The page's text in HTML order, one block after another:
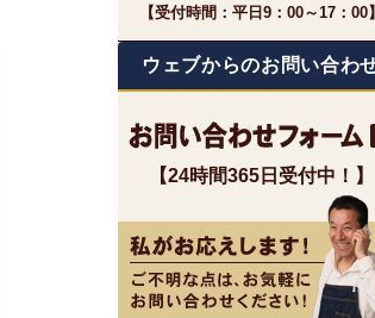
【受付時間：平日9：00～17：00】
ウェブからのお問い合わ
【24時間365日受付中！】